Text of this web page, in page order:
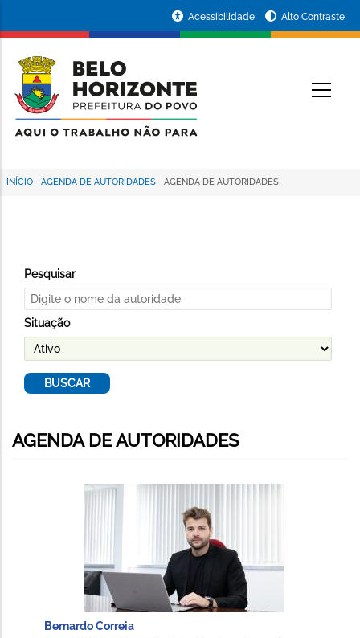
conteúdo
principal
da
Prefeitura
de
Horizonte
Acessibilidade Alto Contraste
Trilha
INÍCIO - AGENDA DE AUTORIDADES - AGENDA DE AUTORIDADES
Pesquisar
Situação
AGENDA DE AUTORIDADES
Bernardo Correia